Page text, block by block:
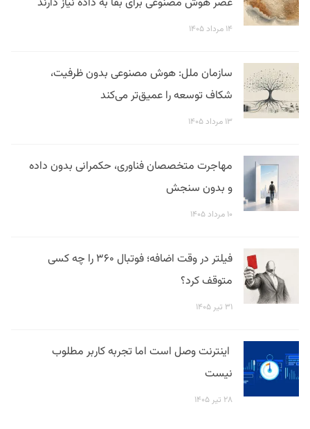
۱۴ مرداد ۱۴۰۵
سازمان ملل: هوش مصنوعی بدون ظرفیت،
شکاف توسعه را عمیق‌تر می‌کند
۱۳ مرداد ۱۴۰۵
مهاجرت متخصصان فناوری، حکمرانی بدون داده
و بدون سنجش
۱۰ مرداد ۱۴۰۵
فیلتر در وقت اضافه؛ فوتبال ۳۶۰ را چه کسی
متوقف کرد؟
۳۱ تیر ۱۴۰۵
اینترنت وصل است اما تجربه کاربر مطلوب
نیست
۲۸ تیر ۱۴۰۵